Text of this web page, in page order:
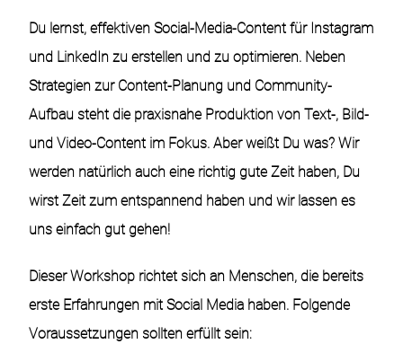
Du lernst, effektiven Social-Media-Content für Instagram
und LinkedIn zu erstellen und zu optimieren. Neben
Strategien zur Content-Planung und Community-
Aufbau steht die praxisnahe Produktion von Text-, Bild-
und Video-Content im Fokus. Aber weißt Du was? Wir
werden natürlich auch eine richtig gute Zeit haben, Du
wirst Zeit zum entspannend haben und wir lassen es
uns einfach gut gehen!
Dieser Workshop richtet sich an Menschen, die bereits
erste Erfahrungen mit Social Media haben. Folgende
Voraussetzungen sollten erfüllt sein: